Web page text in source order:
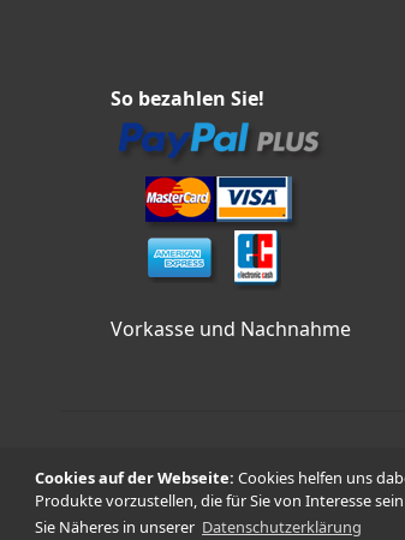
Cookies auf der Webseite: Cookies helfen uns
Produkte vorzustellen, die für Sie von Interesse
Sie Näheres in unserer Datenschutzerklärung
So bezahlen Sie!
Vorkasse und Nachnahme